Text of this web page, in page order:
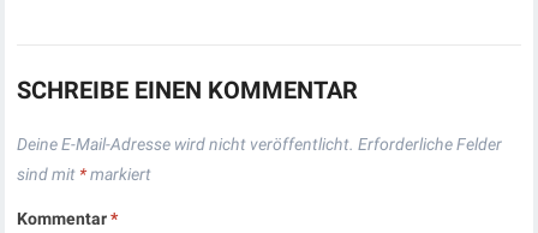
SCHREIBE EINEN KOMMENTAR
Deine E-Mail-Adresse wird nicht veröffentlicht. Erforderliche Felder
sind mit *markiert
Kommentar*